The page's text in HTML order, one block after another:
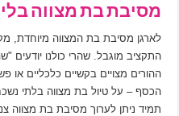
מסיבת בת מצווה
לארגן מסיבת בת המצווה מיוחדת,
התקציב מוגבל. שהרי כולנו יודעים
ההורים מצויים בקשיים כלכליים או
הכסף – על טיול בת מצווה בלתי
תמיד ניתן לערוך מסיבת בת מצווה